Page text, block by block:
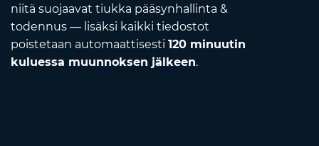
niitä suojaavat tiukka pääsynhallinta &
todennus — lisäksi kaikki tiedostot
poistetaan automaattisesti 120 minuutin
kuluessa muunnoksen jälkeen.